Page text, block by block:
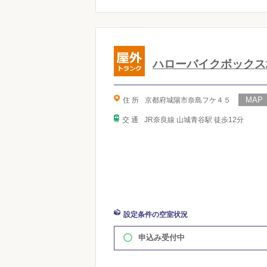
ハローバイクボック
住 所 京都府城陽市奈島フケ４５
交 通 JR奈良線 山城青谷駅 徒歩12分
設定条件の空室状況
申込み受付中